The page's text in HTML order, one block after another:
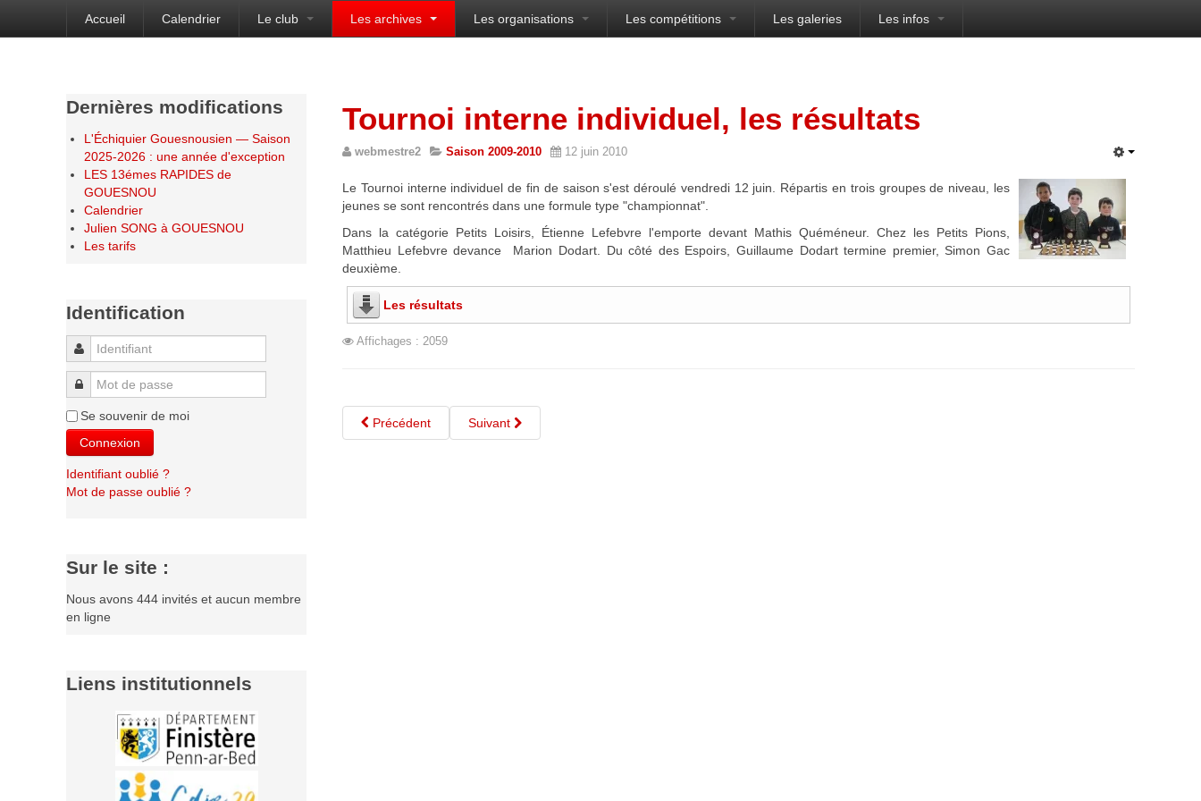
Bienvenue sur le site de l'Échiquier Gouesnousien
Accueil Calendrier Le club Les archives Les organisations Les compétitions Les galeries Les infos
Tournoi interne individuel, les résultats
webmestre2 Saison 2009-2010 12 juin 2010
Le Tournoi interne individuel de fin de saison s'est déroulé vendredi 12 juin. Répartis en trois groupes de niveau, les
jeunes se sont rencontrés dans une formule type "championnat".
Dans la catégorie Petits Loisirs, Étienne Lefebvre l'emporte devant Mathis Quéméneur. Chez les Petits Pions,
Matthieu Lefebvre devance Marion Dodart. Du côté des Espoirs, Guillaume Dodart termine premier, Simon Gac
deuxième.
Les résultats
Affichages : 2059
Précédent Suivant
Dernières modifications
L'Échiquier Gouesnousien — Saison
2025-2026 : une année d'exception
LES 13émes RAPIDES de
GOUESNOU
Calendrier
Julien SONG à GOUESNOU
Les tarifs
Identification
Identifiant
Mot de passe
Se souvenir de moi
Connexion
Identifiant oublié ?
Mot de passe oublié ?
Sur le site :
Nous avons 444 invités et aucun membre
en ligne
Liens institutionnels